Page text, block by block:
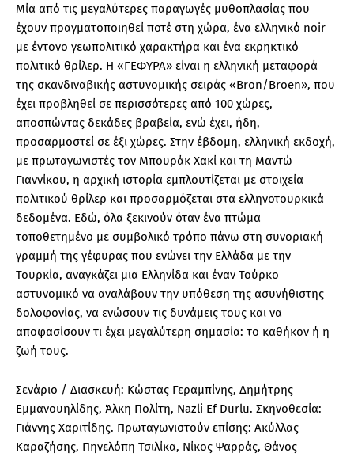
Μία από τις μεγαλύτερες παραγωγές μυθοπλασίας που
έχουν πραγματοποιηθεί ποτέ στη χώρα, ένα ελληνικό noir
με έντονο γεωπολιτικό χαρακτήρα και ένα εκρηκτικό
πολιτικό θρίλερ. Η «ΓΕΦΥΡΑ» είναι η ελληνική μεταφορά
της σκανδιναβικής αστυνομικής σειράς «Bron/Broen», που
έχει προβληθεί σε περισσότερες από 100 χώρες,
αποσπώντας δεκάδες βραβεία, ενώ έχει, ήδη,
προσαρμοστεί σε έξι χώρες. Στην έβδομη, ελληνική εκδοχή,
με πρωταγωνιστές τον Μπουράκ Χακί και τη Μαντώ
Γιαννίκου, η αρχική ιστορία εμπλουτίζεται με στοιχεία
πολιτικού θρίλερ και προσαρμόζεται στα ελληνοτουρκικά
δεδομένα. Εδώ, όλα ξεκινούν όταν ένα πτώμα
τοποθετημένο με συμβολικό τρόπο πάνω στη συνοριακή
γραμμή της γέφυρας που ενώνει την Ελλάδα με την
Τουρκία, αναγκάζει μια Ελληνίδα και έναν Τούρκο
αστυνομικό να αναλάβουν την υπόθεση της ασυνήθιστης
δολοφονίας, να ενώσουν τις δυνάμεις τους και να
αποφασίσουν τι έχει μεγαλύτερη σημασία: το καθήκον ή η
ζωή τους.
Σενάριο / Διασκευή: Κώστας Γεραμπίνης, Δημήτρης
Εμμανουηλίδης, Άλκη Πολίτη, Nazli Ef Durlu. Σκηνοθεσία:
Γιάννης Χαριτίδης. Πρωταγωνιστούν επίσης: Ακύλλας
Καραζήσης, Πηνελόπη Τσιλίκα, Νίκος Ψαρράς, Θάνος